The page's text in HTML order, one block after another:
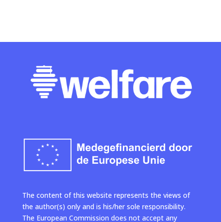
The content of this website represents the views of
the author(s) only and is his/her sole responsibility.
The European Commission does not accept any